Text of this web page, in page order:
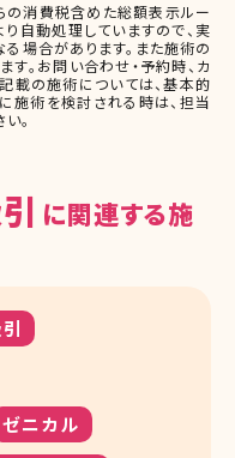
消費税含めた総額表示ルー
り自動処理していますので、実
場合があります。また施術の
す。お問い合わせ・予約時、カ
載の施術については、基本的
施術を検討される時は、担当
。
に関連する施
ゼニカル